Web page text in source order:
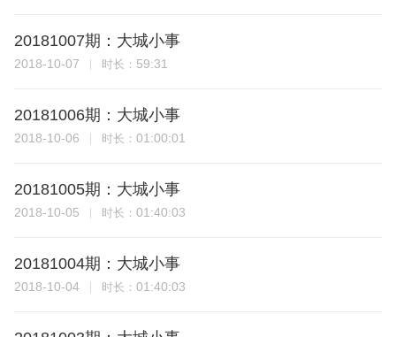
20181007期：大城小事
2018-10-07 时长： 59:31
20181006期：大城小事
2018-10-06 时长： 01:00:01
20181005期：大城小事
2018-10-05 时长： 01:40:03
20181004期：大城小事
2018-10-04 时长： 01:40:03